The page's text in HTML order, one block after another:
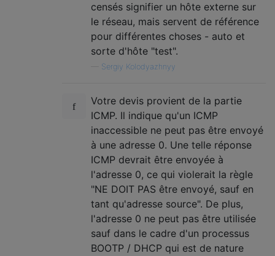
censés signifier un hôte externe sur
le réseau, mais servent de référence
pour différentes choses - auto et
sorte d'hôte "test".
Sergiy Kolodyazhnyy
Votre devis provient de la partie
ICMP. Il indique qu'un ICMP
inaccessible ne peut pas être envoyé
à une adresse 0. Une telle réponse
ICMP devrait être envoyée à
l'adresse 0, ce qui violerait la règle
"NE DOIT PAS être envoyé, sauf en
tant qu'adresse source". De plus,
l'adresse 0 ne peut pas être utilisée
sauf dans le cadre d'un processus
BOOTP / DHCP qui est de nature